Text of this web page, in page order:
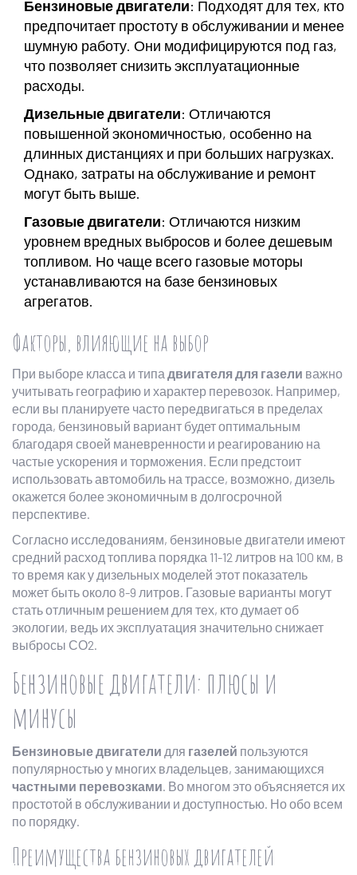
Бензиновые двигатели: Подходят для тех, кто
предпочитает простоту в обслуживании и менее
шумную работу. Они модифицируются под газ,
что позволяет снизить эксплуатационные
расходы.
Дизельные двигатели: Отличаются
повышенной экономичностью, особенно на
длинных дистанциях и при больших нагрузках.
Однако, затраты на обслуживание и ремонт
могут быть выше.
Газовые двигатели: Отличаются низким
уровнем вредных выбросов и более дешевым
топливом. Но чаще всего газовые моторы
устанавливаются на базе бензиновых
агрегатов.
Факторы, влияющие на выбор
При выборе класса и типа двигателя для газели важно
учитывать географию и характер перевозок. Например,
если вы планируете часто передвигаться в пределах
города, бензиновый вариант будет оптимальным
благодаря своей маневренности и реагированию на
частые ускорения и торможения. Если предстоит
использовать автомобиль на трассе, возможно, дизель
окажется более экономичным в долгосрочной
перспективе.
Согласно исследованиям, бензиновые двигатели имеют
средний расход топлива порядка 11-12 литров на 100 км, в
то время как у дизельных моделей этот показатель
может быть около 8-9 литров. Газовые варианты могут
стать отличным решением для тех, кто думает об
экологии, ведь их эксплуатация значительно снижает
выбросы СО2.
Бензиновые двигатели: плюсы и
минусы
Бензиновые двигатели для газелей пользуются
популярностью у многих владельцев, занимающихся
частными перевозками. Во многом это объясняется их
простотой в обслуживании и доступностью. Но обо всем
по порядку.
Преимущества бензиновых двигателей